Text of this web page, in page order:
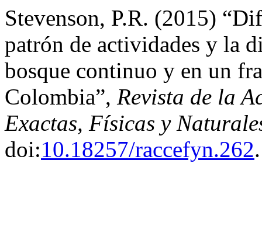
Stevenson, P.R. (2015)
patrón de actividades y la
bosque continuo y en un
Colombia”, Revista de la
Exactas, Físicas y
doi:10.18257/raccefyn.262.